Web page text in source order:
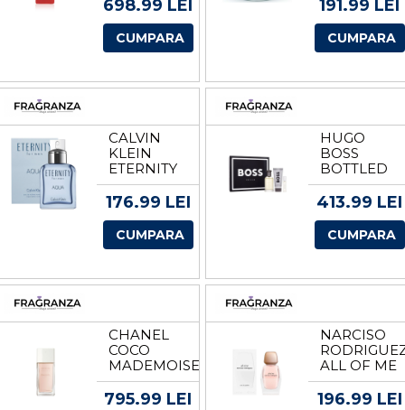
VOLUM
100 ML
698.99 LEI
CUMPARA
VOLUM
453.6 G
191.99 LEI
CUMPARA
CALVIN
KLEIN
ETERNITY
AQUA EDT
VOLUM
176.99 LEI
CUMPARA
HUGO
BOSS
BOTTLED
SET
CADOU
BARBATI
VOLUM
EDT + 100
ML GEL DE
10 ML
413.99 LEI
CUMPARA
CHANEL
COCO
MADEMOISELLE
EDT
VOLUM 50
795.99 LEI
NARCISO
ALL OF ME
APA DE
PARFUM
196.99 LEI